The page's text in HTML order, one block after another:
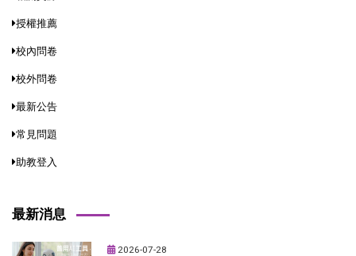
授權推薦
校內問卷
校外問卷
最新公告
常見問題
助教登入
最新消息
2026-07-28